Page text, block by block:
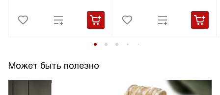
Может быть полезно